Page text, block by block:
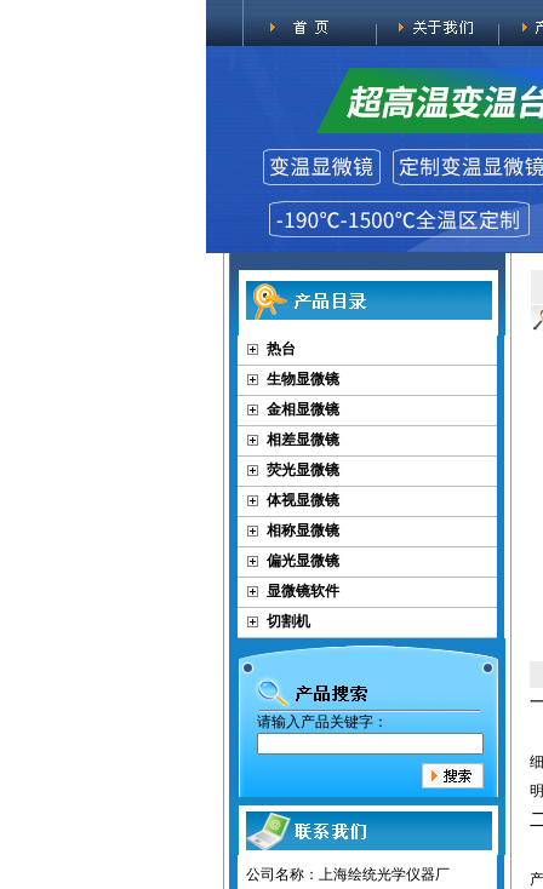
热台
生物显微镜
金相显微镜
相差显微镜
荧光显微镜
体视显微镜
相称显微镜
偏光显微镜
显微镜软件
切割机
请输入产品关键字：
公司名称：上海绘统光学仪器厂